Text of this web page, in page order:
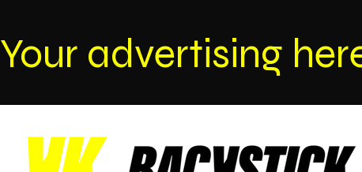
Your advertising